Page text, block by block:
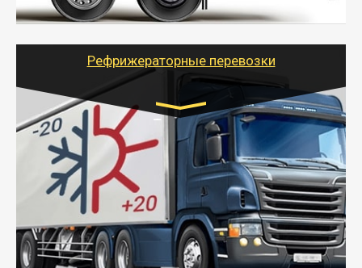
- Тайгер Логистик организует доставку
крупногабаритных и личных вещей по нужному
для погрузочно-разгрузочных работ при перевозке.
Рефрижераторные перевозки
Транспорт:
Газель (1,5 и 3 тонны), Бычок, Еврофура от 5 до
10 тонн
от 6000 руб.
- Рефрижераторные перевозки грузов с
соблюдением температурного режима, работающим
термописцем, санитарной обработкой кузова и мед.
книжкой у водителя.